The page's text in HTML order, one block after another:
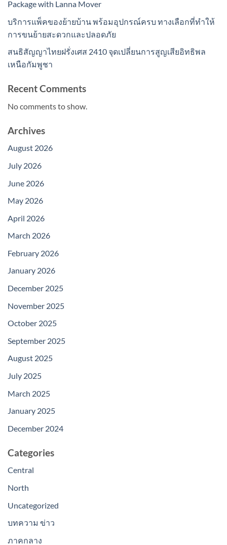
Package with Lanna Mover
บริการแพ็คของย้ายบ้าน พร้อมอุปกรณ์ครบ ทางเลือกที่ทำให้
การขนย้ายสะดวกและปลอดภัย
สนธิสัญญาไทยฝรั่งเศส 2410 จุดเปลี่ยนการสูญเสียอิทธิพล
เหนือกัมพูชา
Recent Comments
No comments to show.
Archives
August 2026
July 2026
June 2026
May 2026
April 2026
March 2026
February 2026
January 2026
December 2025
November 2025
October 2025
September 2025
August 2025
July 2025
March 2025
January 2025
December 2024
Categories
Central
North
Uncategorized
บทความ ข่าว
ภาคกลาง